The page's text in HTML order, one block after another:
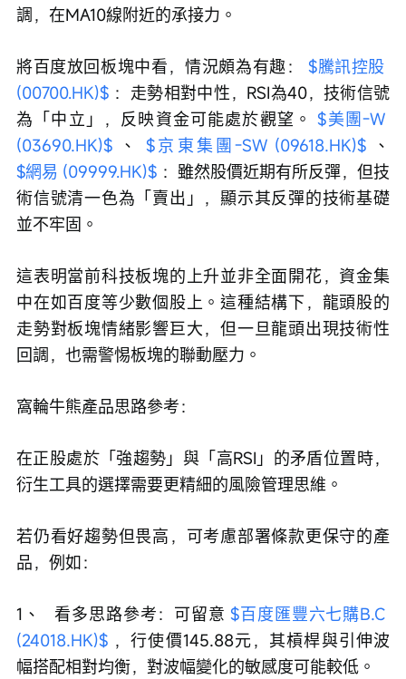
調，在MA10線附近的承接力。
將百度放回板塊中看，情況頗為有趣： $騰訊控股
(00700.HK)$ ：走勢相對中性，RSI為40，技術信號
為「中立」，反映資金可能處於觀望。 $美團-W
(03690.HK)$ 、 $京東集團-SW (09618.HK)$ 、
$網易 (09999.HK)$ ：雖然股價近期有所反彈，但技
術信號清一色為「賣出」，顯示其反彈的技術基礎
並不牢固。
這表明當前科技板塊的上升並非全面開花，資金集
中在如百度等少數個股上。這種結構下，龍頭股的
走勢對板塊情緒影響巨大，但一旦龍頭出現技術性
回調，也需警惕板塊的聯動壓力。
窩輪牛熊產品思路參考：
在正股處於「強趨勢」與「高RSI」的矛盾位置時，
衍生工具的選擇需要更精細的風險管理思維。
若仍看好趨勢但畏高，可考慮部署條款更保守的產
品，例如：
1、	看多思路參考：可留意 $百度匯豐六七購B.C
(24018.HK)$ ，行使價145.88元，其槓桿與引伸波
幅搭配相對均衡，對波幅變化的敏感度可能較低。